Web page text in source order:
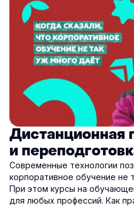
Дистанционная
и
Современные технологии
корпоративное обучение не
При этом курсы на
для любых профессий. Как